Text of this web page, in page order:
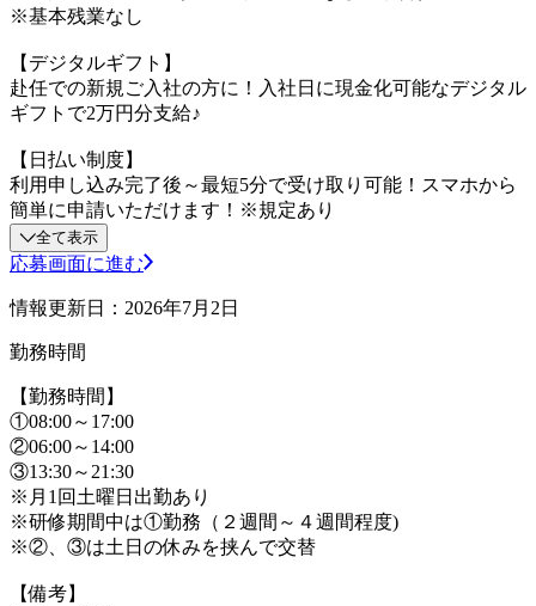
※基本残業なし
【デジタルギフト】
赴任での新規ご入社の方に！入社日に現金化可能なデジタル
ギフトで2万円分支給♪
【日払い制度】
利用申し込み完了後～最短5分で受け取り可能！スマホから
簡単に申請いただけます！※規定あり
全て表示
応募画面に進む
情報更新日：2026年7月2日
勤務時間
【勤務時間】
①08:00～17:00
②06:00～14:00
③13:30～21:30
※月1回土曜日出勤あり
※研修期間中は①勤務（２週間～４週間程度)
※②、③は土日の休みを挟んで交替
【備考】